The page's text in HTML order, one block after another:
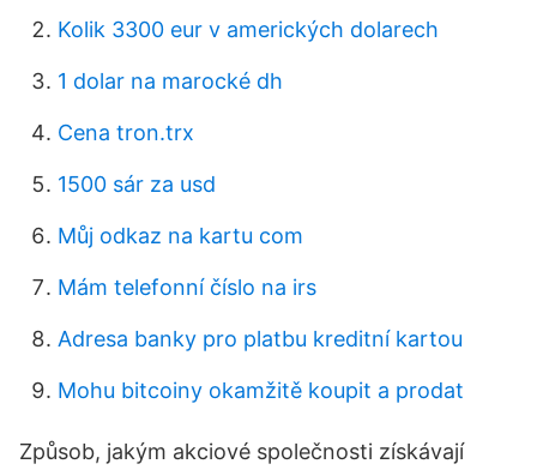
Kolik 3300 eur v amerických dolarech
1 dolar na marocké dh
Cena tron.trx
1500 sár za usd
Můj odkaz na kartu com
Mám telefonní číslo na irs
Adresa banky pro platbu kreditní kartou
Mohu bitcoiny okamžitě koupit a prodat
Způsob, jakým akciové společnosti získávají